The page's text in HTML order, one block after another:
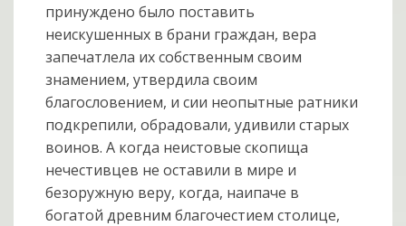
принуждено было поставить
неискушенных в брани граждан, вера
запечатлела их собственным своим
знамением, утвердила своим
благословением, и сии неопытные ратники
подкрепили, обрадовали, удивили старых
воинов. А когда неистовые скопища
нечестивцев не оставили в мире и
безоружную веру, когда, наипаче в
богатой древним благочестием столице,